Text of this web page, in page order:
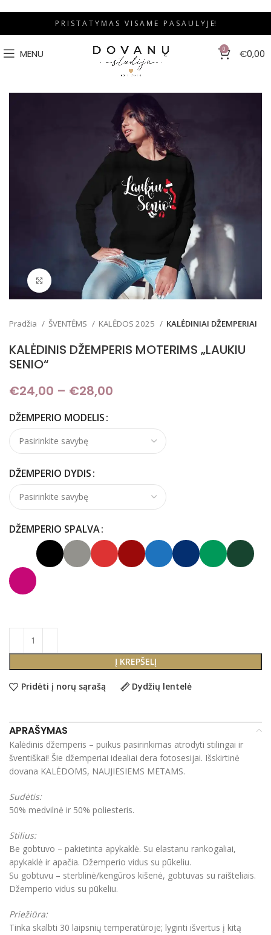
P R I S T A T Y M A S V I S A M E P A S A U L Y J E!
MENU 0 €0,00
Padidinti
Pradžia ŠVENTĖMS KALĖDOS 2025 KALĖDINIAI DŽEMPERIAI
KALĖDINIS DŽEMPERIS MOTERIMS „LAUKIU
SENIO“
€24,00 – €28,00
DŽEMPERIO MODELIS
DŽEMPERIO DYDIS
DŽEMPERIO SPALVA
Į KREPŠELĮ
Pridėti į norų sąrašą Dydžių lentelė
APRAŠYMAS
Kalėdinis džemperis – puikus pasirinkimas atrodyti stilingai ir
šventiškai! Šie džemperiai idealiai dera fotosesijai. Išskirtinė
dovana KALĖDOMS, NAUJIESIEMS METAMS.
Sudėtis:
50% medvilnė ir 50% poliesteris.
Stilius:
Be gobtuvo – pakietinta apykaklė. Su elastanu rankogaliai,
apykaklė ir apačia. Džemperio vidus su pūkeliu.
Su gobtuvu – sterblinė/kengūros kišenė, gobtuvas su raišteliais.
Džemperio vidus su pūkeliu.
Priežiūra:
Tinka skalbti 30 laipsnių temperatūroje; lyginti išvertus į kitą